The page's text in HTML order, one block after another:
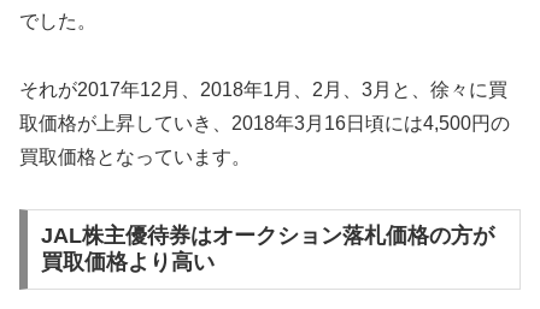
でした。
それが2017年12月、2018年1月、2月、3月と、徐々に買
取価格が上昇していき、2018年3月16日頃には4,500円の
買取価格となっています。
JAL株主優待券はオークション落札価格の方が
買取価格より高い